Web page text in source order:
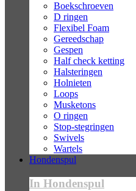
Boekschroeven
D ringen
Flexibel Foam
Gereedschap
Gespen
Half check ketting
Halsteringen
Holnieten
Loops
Musketons
O ringen
Stop-stegringen
Swivels
Wartels
Hondenspul
In Hondenspul